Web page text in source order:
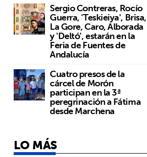
Sergio Contreras, Rocío
Guerra, 'Teskieiya', Brisa,
La Gore, Caro, Alborada
y 'Deltó', estarán en la
Feria de Fuentes de
Andalucía
Cuatro presos de la
cárcel de Morón
participan en la 3ª
peregrinación a Fátima
desde Marchena
LO MÁS